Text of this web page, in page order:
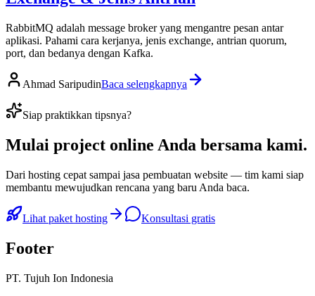
RabbitMQ adalah message broker yang mengantre pesan antar
aplikasi. Pahami cara kerjanya, jenis exchange, antrian quorum,
port, dan bedanya dengan Kafka.
Ahmad SaripudinBaca selengkapnya
Siap praktikkan tipsnya?
Mulai project online Anda bersama kami.
Dari hosting cepat sampai jasa pembuatan website — tim kami siap
membantu mewujudkan rencana yang baru Anda baca.
Lihat paket hosting Konsultasi gratis
Footer
PT. Tujuh Ion Indonesia